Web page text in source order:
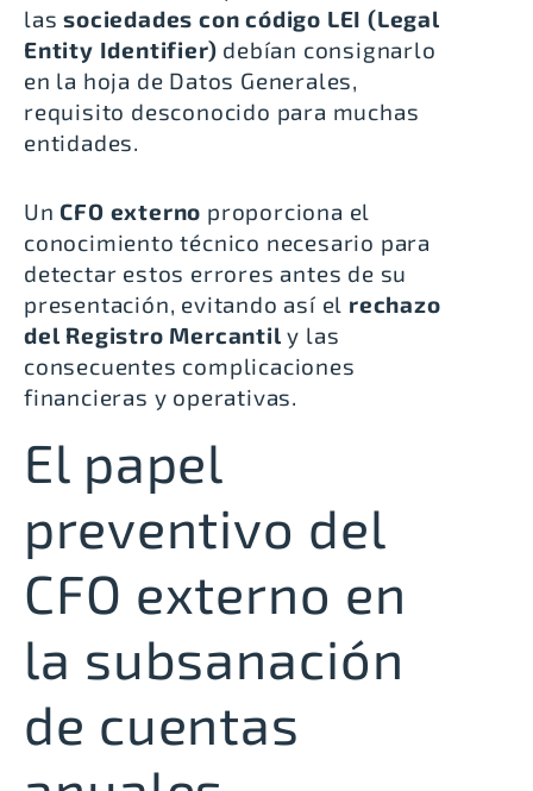
lassociedades con código LEI (Legal
Entity Identifier) debían consignarlo
en la hoja de Datos Generales,
requisito desconocido para muchas
entidades.
Un CFO externo proporciona el
conocimiento técnico necesario para
detectar estos errores antes de su
presentación, evitando así el rechazo
del Registro Mercantil y las
consecuentes complicaciones
financieras y operativas.
El papel
preventivo del
CFO externo en
la subsanación
de cuentas